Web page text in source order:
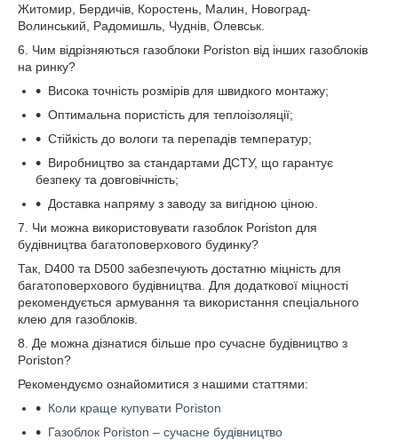
Житомир, Бердичів, Коростень, Малин, Новоград-
Волинський, Радомишль, Чуднів, Олевськ.
6. Чим відрізняються газоблоки Poriston від інших газоблоків
на ринку?
Висока точність розмірів для швидкого монтажу;
Оптимальна пористість для теплоізоляції;
Стійкість до вологи та перепадів температур;
Виробництво за стандартами ДСТУ, що гарантує
безпеку та довговічність;
Доставка напряму з заводу за вигідною ціною.
7. Чи можна використовувати газоблок Poriston для
будівництва багатоповерхового будинку?
Так, D400 та D500 забезпечують достатню міцність для
багатоповерхового будівництва. Для додаткової міцності
рекомендується армування та використання спеціального
клею для газоблоків.
8. Де можна дізнатися більше про сучасне будівництво з
Poriston?
Рекомендуємо ознайомитися з нашими статтями:
Коли краще купувати Poriston
Газоблок Poriston – сучасне будівництво